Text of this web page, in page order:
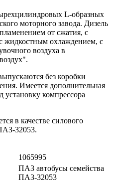
L-образных
моторного завода. Дизель
от сжатия, с
жидкостным охлаждением, с
воздуха в
без коробки
Имеется дополнительная
компрессора
в качестве силового
32053.
1065995
ПАЗ автобусы семейства
ПАЗ-32053